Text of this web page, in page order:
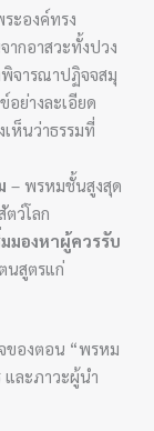
ะองค์ทรง
กอาสวะทั้งปวง
จารณาปฏิจจสมุ
ย่างละเอียด
เห็นว่าธรรมที่
– พรหมชั้นสูงสุด
ตว์โลก
มองหาผู้ควรรับ
นสูตรแก่
ของตอน “พรหม
และภาวะผู้นำ